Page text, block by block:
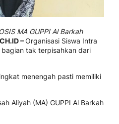
MA GUPPI Al Barkah
–Organisasi Siswa Intra
tak terpisahkan dari
menengah pasti memiliki
Aliyah (MA) GUPPI Al Barkah